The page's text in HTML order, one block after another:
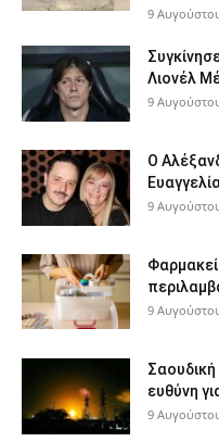
9
Λιονέλ
9
Ο
9
9
Σαουδική
ευθύνη
9